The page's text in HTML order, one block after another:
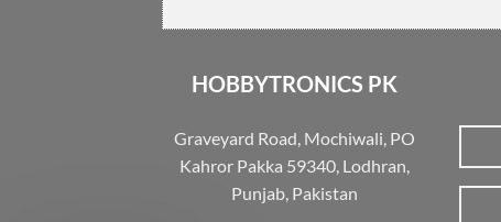
HOBBYTRONICS PK
Graveyard Road, Mochiwali, PO
Kahror Pakka 59340, Lodhran,
Punjab, Pakistan